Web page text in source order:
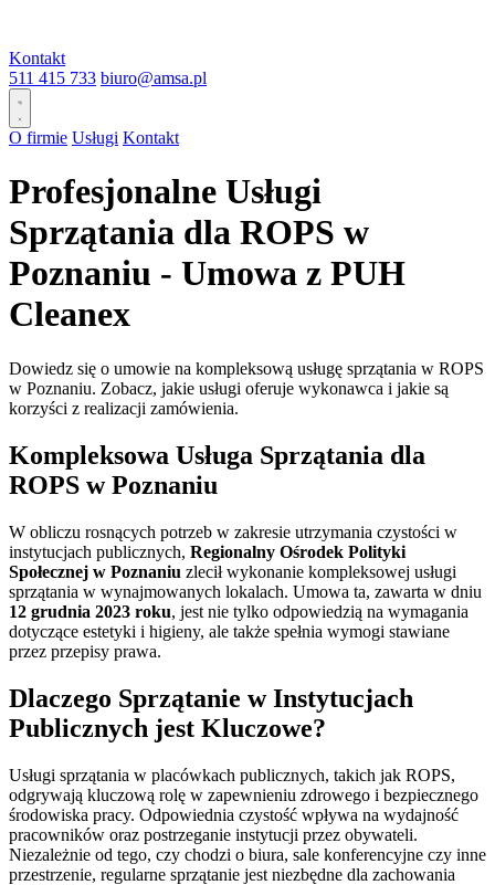
Kontakt
511 415 733 biuro@amsa.pl
O firmie Usługi Kontakt
Profesjonalne Usługi
Sprzątania dla ROPS w
Poznaniu - Umowa z PUH
Cleanex
Dowiedz się o umowie na kompleksową usługę sprzątania w ROPS
w Poznaniu. Zobacz, jakie usługi oferuje wykonawca i jakie są
korzyści z realizacji zamówienia.
Kompleksowa Usługa Sprzątania dla
ROPS w Poznaniu
W obliczu rosnących potrzeb w zakresie utrzymania czystości w
instytucjach publicznych, Regionalny Ośrodek Polityki
Społecznej w Poznaniu zlecił wykonanie kompleksowej usługi
sprzątania w wynajmowanych lokalach. Umowa ta, zawarta w dniu
12 grudnia 2023 roku, jest nie tylko odpowiedzią na wymagania
dotyczące estetyki i higieny, ale także spełnia wymogi stawiane
przez przepisy prawa.
Dlaczego Sprzątanie w Instytucjach
Publicznych jest Kluczowe?
Usługi sprzątania w placówkach publicznych, takich jak ROPS,
odgrywają kluczową rolę w zapewnieniu zdrowego i bezpiecznego
środowiska pracy. Odpowiednia czystość wpływa na wydajność
pracowników oraz postrzeganie instytucji przez obywateli.
Niezależnie od tego, czy chodzi o biura, sale konferencyjne czy inne
przestrzenie, regularne sprzątanie jest niezbędne dla zachowania